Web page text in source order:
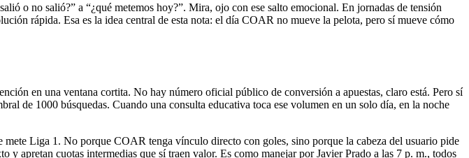
o no salió?” a “¿qué metemos hoy?”. Mira, ojo con ese salto emocional. En jornadas de tensión
rápida. Esa es la idea central de esta nota: el día COAR no mueve la pelota, pero sí mueve cómo
en una ventana cortita. No hay número oficial público de conversión a apuestas, claro está. Pero sí
de 1000 búsquedas. Cuando una consulta educativa toca ese volumen en un solo día, en la noche
Liga 1. No porque COAR tenga vínculo directo con goles, sino porque la cabeza del usuario pide
apretan cuotas intermedias que sí traen valor. Es como manejar por Javier Prado a las 7 p. m., todos